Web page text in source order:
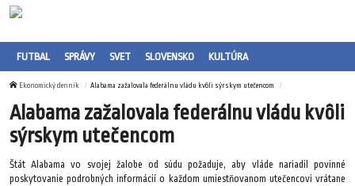
FUTBAL SPRÁVY SVET SLOVENSKO KULTÚRA
Ekonomický denník Alabama zažalovala federálnu vládu kvôli sýrskym utečencom
Alabama zažalovala federálnu vládu kvôli
sýrskym utečencom
Štát Alabama vo svojej žalobe od súdu požaduje, aby vláde nariadil povinné
poskytovanie podrobných informácií o každom umiestňovanom utečencovi vrátane